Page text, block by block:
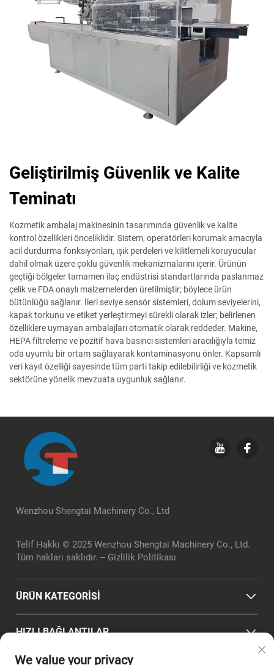
Geliştirilmiş Güvenlik ve Kalite
Teminatı
Kozmetik ambalaj makinesinin tasarımında güvenlik ve kalite
kontrol özellikleri önceliklidir. Sistem, operatörleri korumak amacıyla
acil durdurma fonksiyonları, ışık perdeleri ve kilitlemeli koruyucular
dahil olmak üzere çoklu güvenlik mekanizmalarını içerir. Ürünün
geçtiği bölgeler tamamen ilaç endüstrisi standartlarında paslanmaz
çelik ve FDA onaylı malzemelerden üretilmiştir; böylece ürün
bütünlüğü sağlanır. İleri seviye sensör sistemleri, dolum seviyelerini,
kapak torkunu ve etiket yerleştirmeyi sürekli olarak izler; belirlenen
özelliklere uymayan ambalajları otomatik olarak reddeder. Makine,
HEPA filtreleme ve pozitif hava basıncı sistemleri aracılığıyla temiz
oda uyumlu bir ortam sağlayarak kontaminasyonu önler. Kapsamlı
veri kayıt özelliği sayesinde tüm parti takip edilebilirliği ve kozmetik
sektörüne yönelik mevzuata uygunluk sağlanır.
Wenzhou Shengtai Machinery Co., Ltd
Telif Hakkı © 2025 Wenzhou Shengtai Machinery Co., Ltd.
Tüm hakları saklıdır. -- Gizlilik Politikası
ÜRÜN KATEGORİSİ
HIZLI BAĞLANTILAR
We value your privacy